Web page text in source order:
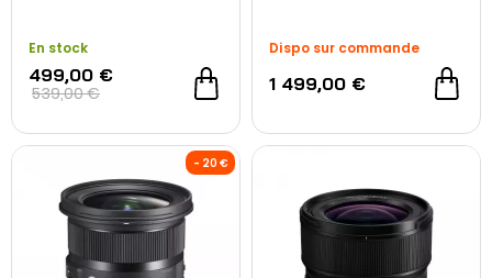
En stock
499,00 €
539,00 €
Dispo sur commande
1 499,00 €